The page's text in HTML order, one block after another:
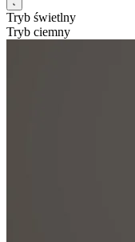
Tryb świetlny
Tryb ciemny